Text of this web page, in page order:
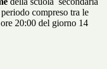
compreso tra le
20:00 del giorno 14